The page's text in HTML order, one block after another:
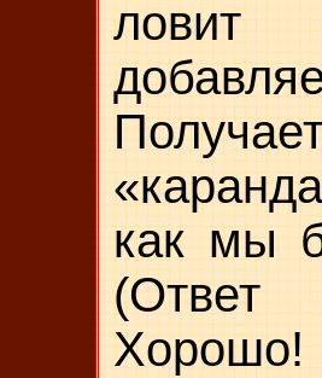
как мы
Хорошо!